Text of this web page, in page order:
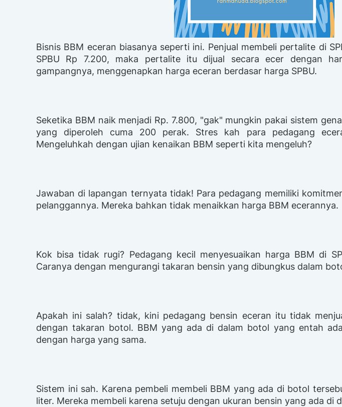
Bisnis BBM eceran biasanya seperti ini. Penjual membeli pertalite di
SPBU Rp 7.200, maka pertalite itu dijual secara ecer dengan
gampangnya, menggenapkan harga eceran berdasar harga SPBU.
Seketika BBM naik menjadi Rp. 7.800, "gak" mungkin pakai sistem
yang diperoleh cuma 200 perak. Stres kah para pedagang
Mengeluhkah dengan ujian kenaikan BBM seperti kita mengeluh?
Jawaban di lapangan ternyata tidak! Para pedagang memiliki
pelanggannya. Mereka bahkan tidak menaikkan harga BBM ecerannya.
Kok bisa tidak rugi? Pedagang kecil menyesuaikan harga BBM di
Caranya dengan mengurangi takaran bensin yang dibungkus dalam
Apakah ini salah? tidak, kini pedagang bensin eceran itu tidak
dengan takaran botol. BBM yang ada di dalam botol yang entah
dengan harga yang sama.
Sistem ini sah. Karena pembeli membeli BBM yang ada di botol
liter. Mereka membeli karena setuju dengan ukuran bensin yang ada di